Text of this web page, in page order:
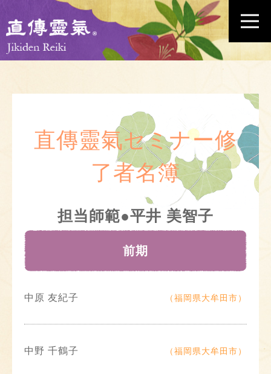
直傳靈氣セミナー修
了者名簿
担当師範●平井 美智子
前期
中原 友紀子 （福岡県大牟田市）
中野 千鶴子 （福岡県大牟田市）